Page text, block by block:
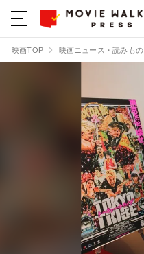
映画TOP 映画ニュース・読みもの